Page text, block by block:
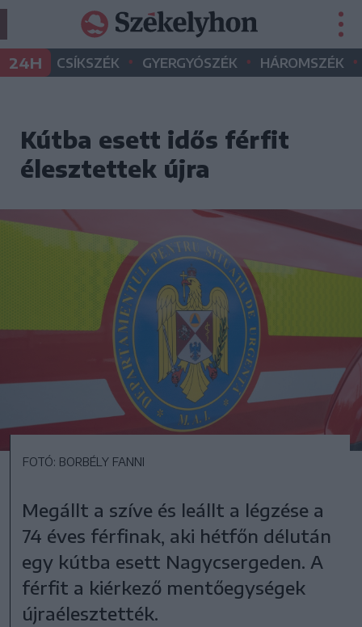
24H CSÍKSZÉK • GYERGYÓSZÉK • HÁROMSZÉK •
Kútba esett idős férfit
élesztettek újra
FOTÓ: BORBÉLY FANNI
Megállt a szíve és leállt a légzése a
74 éves férfinak, aki hétfőn délután
egy kútba esett Nagycsergeden. A
férfit a kiérkező mentőegységek
újraélesztették.